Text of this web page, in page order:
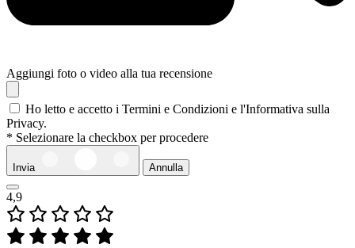
Aggiungi foto o video alla tua recensione
Ho letto e accetto i Termini e Condizioni e l'Informativa sulla
Privacy.
* Selezionare la checkbox per procedere
Invia Annulla
4,9